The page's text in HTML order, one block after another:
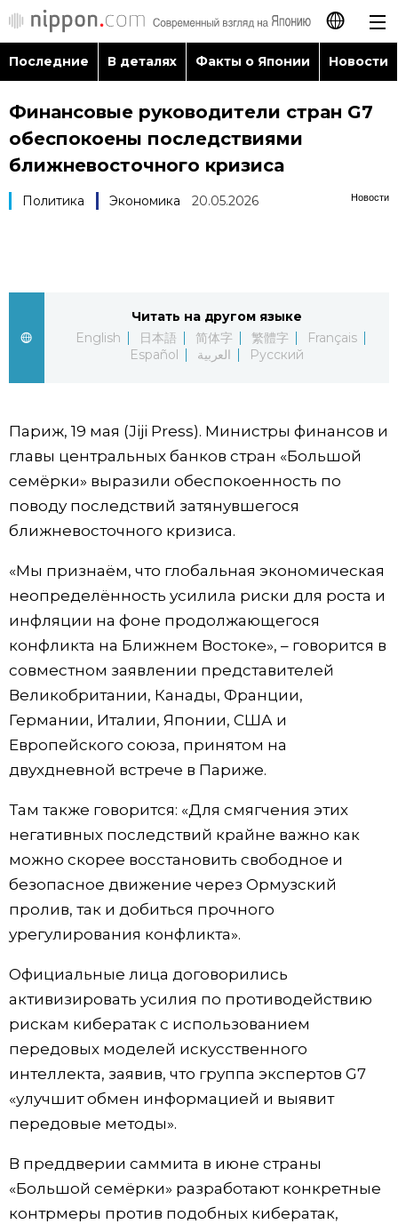
日本語
English
العربية
Последние
Фото/Видео
Разделы
Люди
Блог
Политика
Экономика
Общество
Культура
Жизнь
Технологии
Токио
От редакции
Популярные статьи
Японский язык
Японский калейдоскоп
Семья
Еда и напитки
official SNS
Последние В деталях Факты о Японии Новости
Финансовые руководители стран G7
обеспокоены последствиями
ближневосточного кризиса
Новости
Политика Экономика 20.05.2026
Читать на другом языке
English
日本語 简体字 繁體字
Français
Español
العربية Русский
Париж, 19 мая (Jiji Press). Министры финансов и
главы центральных банков стран «Большой
семёрки» выразили обеспокоенность по
поводу последствий затянувшегося
ближневосточного кризиса.
«Мы признаём, что глобальная экономическая
неопределённость усилила риски для роста и
инфляции на фоне продолжающегося
конфликта на Ближнем Востоке», – говорится в
совместном заявлении представителей
Великобритании, Канады, Франции,
Германии, Италии, Японии, США и
Европейского союза, принятом на
двухдневной встрече в Париже.
Там также говорится: «Для смягчения этих
негативных последствий крайне важно как
можно скорее восстановить свободное и
безопасное движение через Ормузский
пролив, так и добиться прочного
урегулирования конфликта».
Официальные лица договорились
активизировать усилия по противодействию
рискам кибератак с использованием
передовых моделей искусственного
интеллекта, заявив, что группа экспертов G7
«улучшит обмен информацией и выявит
передовые методы».
В преддверии саммита в июне страны
«Большой семёрки» разработают конкретные
контрмеры против подобных кибератак,